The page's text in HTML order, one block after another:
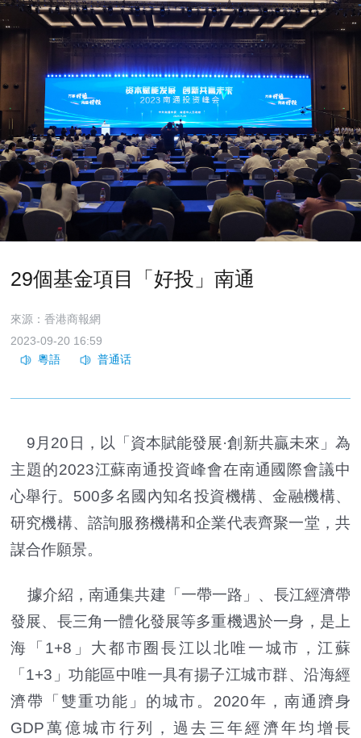
29個基金項目「好投」南通
來源：香港商報網
2023-09-20 16:59
9月20日，以「資本賦能發展·創新共贏未來」為
主題的2023江蘇南通投資峰會在南通國際會議中
心舉行。500多名國內知名投資機構、金融機構、
研究機構、諮詢服務機構和企業代表齊聚一堂，共
謀合作願景。
據介紹，南通集共建「一帶一路」、長江經濟帶
發展、長三角一體化發展等多重機遇於一身，是上
海「1+8」大都市圈長江以北唯一城市，江蘇
「1+3」功能區中唯一具有揚子江城市群、沿海經
濟帶「雙重功能」的城市。2020年，南通躋身
GDP萬億城市行列，過去三年經濟年均增長